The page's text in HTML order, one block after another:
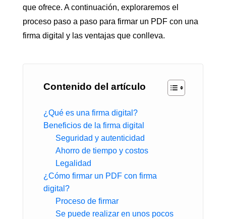
que ofrece. A continuación, exploraremos el
proceso paso a paso para firmar un PDF con una
firma digital y las ventajas que conlleva.
Contenido del artículo
¿Qué es una firma digital?
Beneficios de la firma digital
Seguridad y autenticidad
Ahorro de tiempo y costos
Legalidad
¿Cómo firmar un PDF con firma
digital?
Proceso de firmar
Se puede realizar en unos pocos